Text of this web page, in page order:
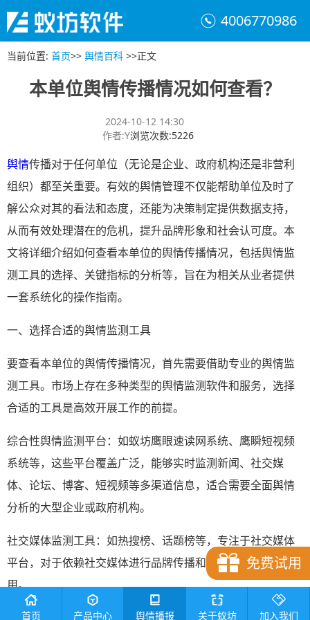
4006770986
当前位置: 首页>> 舆情百科 >>正文
本单位舆情传播情况如何查看？
2024-10-12 14:30
作者:Y浏览次数:5226
舆情传播对于任何单位（无论是企业、政府机构还是非营利
组织）都至关重要。有效的舆情管理不仅能帮助单位及时了
解公众对其的看法和态度，还能为决策制定提供数据支持，
从而有效处理潜在的危机，提升品牌形象和社会认可度。本
文将详细介绍如何查看本单位的舆情传播情况，包括舆情监
测工具的选择、关键指标的分析等，旨在为相关从业者提供
一套系统化的操作指南。
一、选择合适的舆情监测工具
要查看本单位的舆情传播情况，首先需要借助专业的舆情监
测工具。市场上存在多种类型的舆情监测软件和服务，选择
合适的工具是高效开展工作的前提。
综合性舆情监测平台：如蚁坊鹰眼速读网系统、鹰瞬短视频
系统等，这些平台覆盖广泛，能够实时监测新闻、社交媒
体、论坛、博客、短视频等多渠道信息，适合需要全面舆情
分析的大型企业或政府机构。
社交媒体监测工具：如热搜榜、话题榜等，专注于社交媒体
平台，对于依赖社交媒体进行品牌传播和互动的单位尤为适
用。
免费试用
首页 产品中心 舆情播报 关于蚁坊 加入我们